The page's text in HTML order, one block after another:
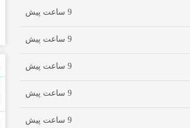
9 ساعت پیش
9 ساعت پیش
9 ساعت پیش
9 ساعت پیش
9 ساعت پیش